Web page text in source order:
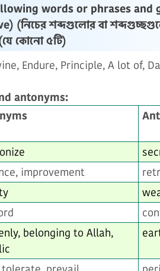
words or phrases and
(নিচের শব্দগুলোর বা
কোনো ৫টি)
Endure, Principle, A lot of,
antonyms:
improvement
belonging to Allah,